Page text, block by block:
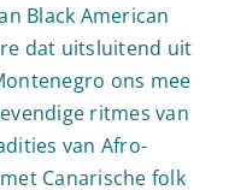
Black American
dat uitsluitend uit
ons mee
ritmes van
van Afro-
Canarische folk